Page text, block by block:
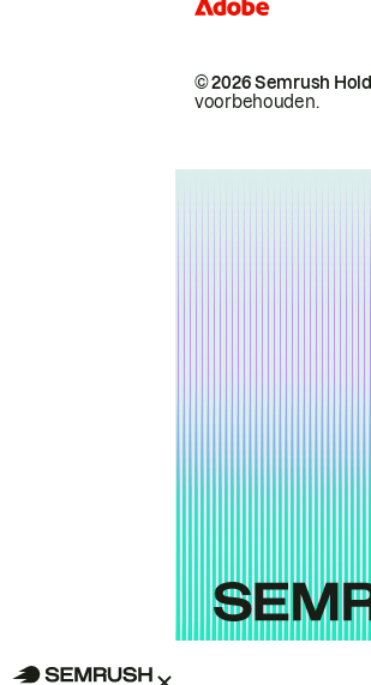
© 2026 Semrush
voorbehouden.